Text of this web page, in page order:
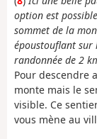
option est
sommet de la
époustouflant sur
randonnée de 2
Pour descendre
monte mais le
visible. Ce
vous mène au